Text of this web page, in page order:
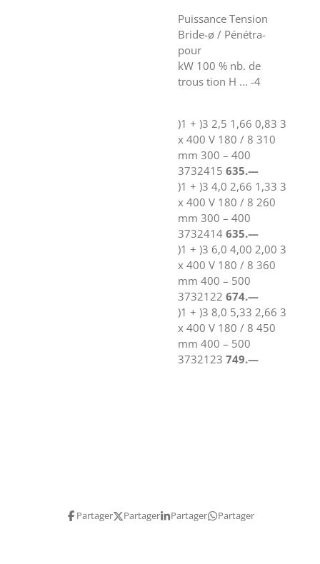
Puissance Tension
Bride-ø / Pénétra-
pour
kW 100 % nb. de
trous tion H ... -4
)1 + )3 2,5 1,66 0,83 3
x 400 V 180 / 8 310
mm 300 – 400
3732415 635.—
)1 + )3 4,0 2,66 1,33 3
x 400 V 180 / 8 260
mm 300 – 400
3732414 635.—
)1 + )3 6,0 4,00 2,00 3
x 400 V 180 / 8 360
mm 400 – 500
3732122 674.—
)1 + )3 8,0 5,33 2,66 3
x 400 V 180 / 8 450
mm 400 – 500
3732123 749.—
Partager Partager Partager Partager